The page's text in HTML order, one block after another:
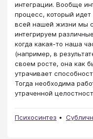
интеграции. Вообще
процесс, который идет
всей нашей жизни мы
интегрируем
когда какая-то наша
(например, в
своем росте, она как
утрачивает
Тогда необходима
утраченной
Психосинтез